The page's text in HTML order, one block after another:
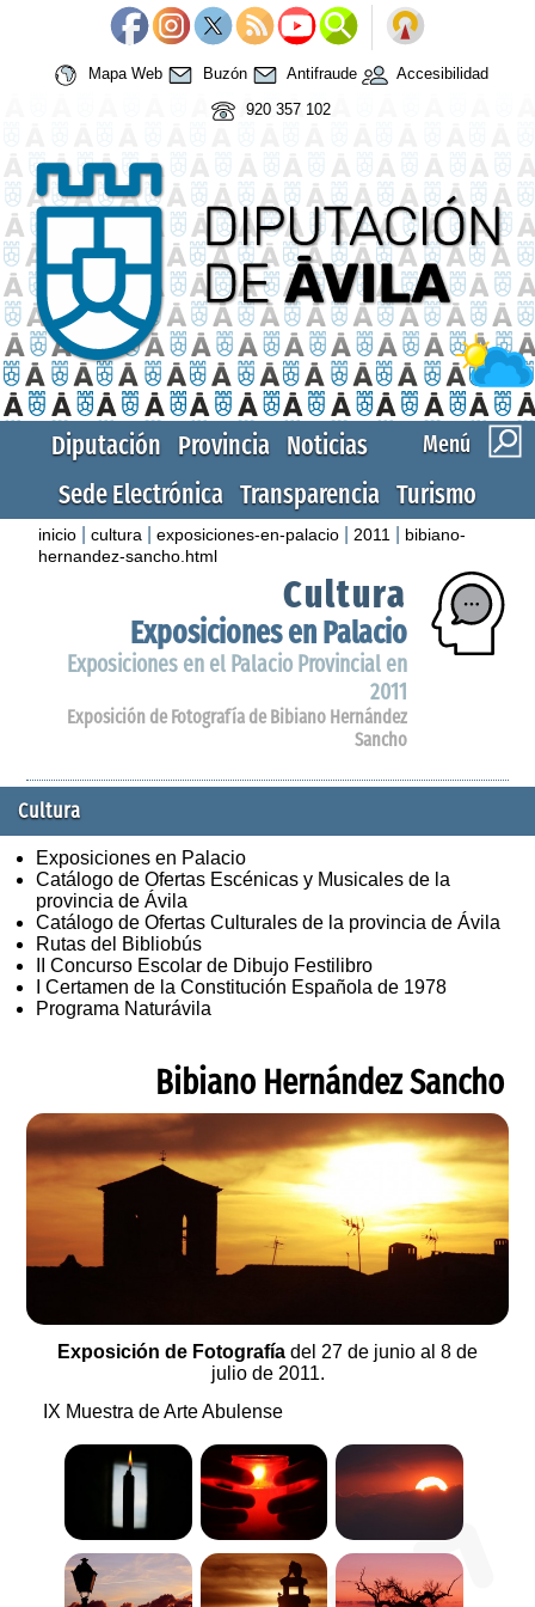
Mapa Web Buzón Antifraude
Accesibilidad
920 357 102
Menú
Diputación Provincia Noticias
Sede Electrónica Transparencia Turismo
inicio |cultura |exposiciones-en-palacio 2011
bibiano-
hernandez-sancho.html
Cultura
Exposiciones en Palacio
Exposiciones en el Palacio Provincial en
2011
Exposición de Fotografía de Bibiano Hernández
Sancho
Cultura
Exposiciones en Palacio
Catálogo de Ofertas Escénicas y Musicales de la
provincia de Ávila
Catálogo de Ofertas Culturales de la provincia de Ávila
Rutas del Bibliobús
II Concurso Escolar de Dibujo Festilibro
I Certamen de la Constitución Española de 1978
Programa Naturávila
Bibiano Hernández Sancho
Exposición de Fotografía del 27 de junio al 8 de
julio de 2011.
IX Muestra de Arte Abulense